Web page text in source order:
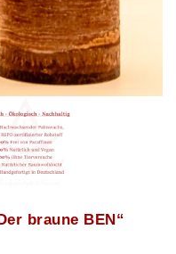
braune BEN“